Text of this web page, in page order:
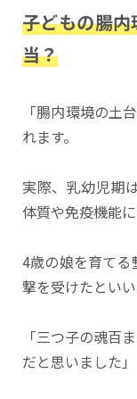
子どもの腸
当？
「腸内環境の土
れます。
実際、乳幼児期
体質や免疫機能
4歳の娘を育て
撃を受けたといい
「三つ子の魂百
だと思いました」